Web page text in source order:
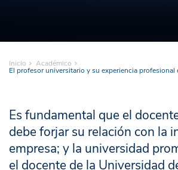
Inicio Académico
El profesor universitario y su experiencia profesional
Es fundamental que el
debe forjar su relación con la
empresa; y la universidad
el docente de la Universidad